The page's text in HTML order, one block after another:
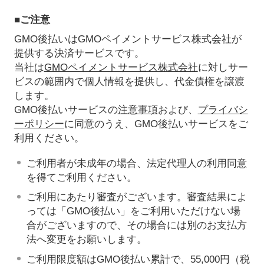
■ご注意
GMO後払いはGMOペイメントサービス株式会社が
提供する決済サービスです。
当社はGMOペイメントサービス株式会社に対しサー
ビスの範囲内で個人情報を提供し、代金債権を譲渡
します。
GMO後払いサービスの注意事項および、 プライバシ
ーポリシーに同意のうえ、GMO後払いサービスをご
利用ください。
ご利用者が未成年の場合、法定代理人の利用同意
を得てご利用ください。
ご利用にあたり審査がございます。審査結果によ
っては「GMO後払い」をご利用いただけない場
合がございますので、その場合には別のお支払方
法へ変更をお願いします。
ご利用限度額はGMO後払い累計で、55,000円（税